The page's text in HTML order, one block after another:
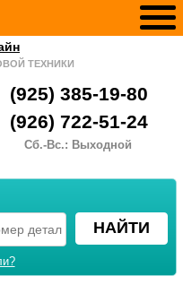
ТЕХНИКИ
(925) 385-19-80
(926) 722-51-24
Сб.-Вс.: Выходной